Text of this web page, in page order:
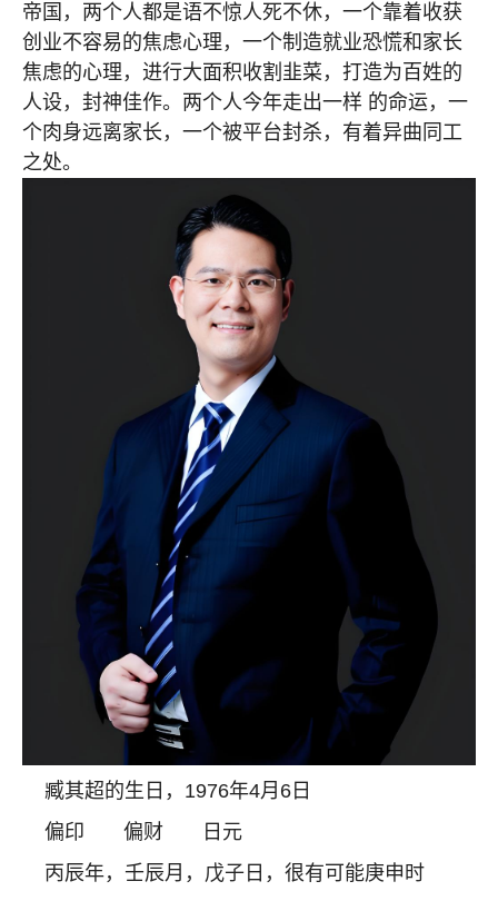
帝国，两个人都是语不惊人死不休，一个靠着收获
创业不容易的焦虑心理，一个制造就业恐慌和家长
焦虑的心理，进行大面积收割韭菜，打造为百姓的
人设，封神佳作。两个人今年走出一样 的命运，一
个肉身远离家长，一个被平台封杀，有着异曲同工
之处。
臧其超的生日， 1976年4月 6 日
偏印
偏财
日元
丙辰年，壬辰月，戊子日，很有可能庚申时